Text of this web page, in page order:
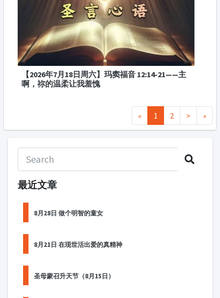
【2026年7月18日周六】玛窦福音 12:14-21——主
啊，祢的温柔让我羞愧
« 1 2 > »
最近文章
8月28日 做个明智的童女
8月21日 在现世活出爱的真精神
圣母蒙召升天节（8月15日）